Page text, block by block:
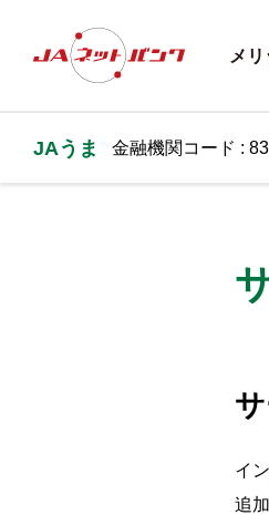
メリ
JAうま 金融機関コード :
イ
追